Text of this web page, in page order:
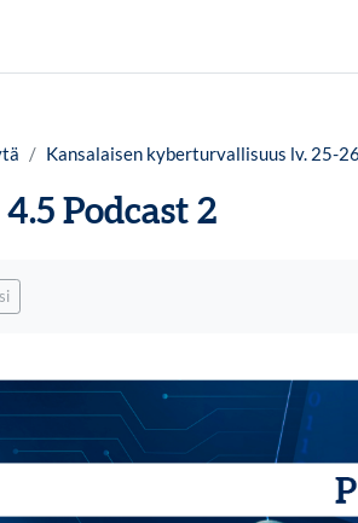
Kansalaisen kyberturvallisuus lv. 25-26
4.5 Podcast 2